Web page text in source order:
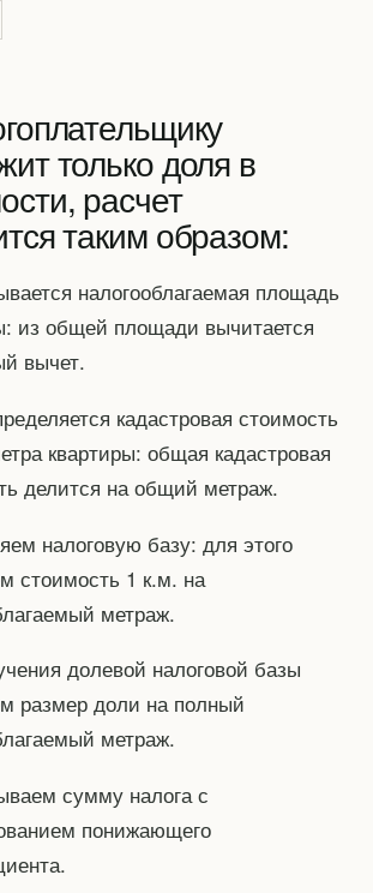
только доля в
расчет
таким образом:
налогооблагаемая площадь
из общей площади вычитается
вычет.
кадастровая стоимость
квартиры: общая кадастровая
делится на общий метраж.
налоговую базу: для этого
стоимость 1 к.м. на
метраж.
долевой налоговой базы
размер доли на полный
метраж.
сумму налога с
понижающего